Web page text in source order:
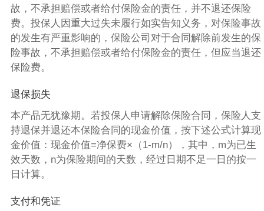
故，不承担赔偿或者给付保险金的责任，并不退还保险
费。投保人因重大过失未履行如实告知义务，对保险事故
的发生有严重影响的，保险公司对于合同解除前发生的保
险事故，不承担赔偿或者给付保险金的责任，但应当退还
保险费。
退保损失
本产品无犹豫期。若投保人申请解除保险合同，保险人支
持退保并退还本保险合同的现金价值，按下述公式计算现
金价值：现金价值=净保费×（1-m/n），其中，m为已生
效天数，n为保险期间的天数，经过日期不足一日的按一
日计算。
支付和凭证